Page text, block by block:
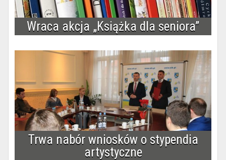
Wraca akcja „Książka dla seniora”
Trwa nabór wniosków o stypendia
artystyczne